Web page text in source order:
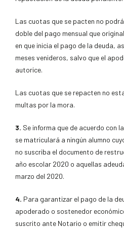
Las cuotas que se pacten no
doble del pago mensual que
en que inicia el pago de la deuda,
meses venideros, salvo que el
autorice.
Las cuotas que se repacten no
multas por la mora.
3. Se informa que de acuerdo con
se matriculará a ningún alumno
no suscriba el documento de
año escolar 2020 o aquellas
marzo del 2020.
4. Para garantizar el pago de la
apoderado o sostenedor
suscrito ante Notario o emitir